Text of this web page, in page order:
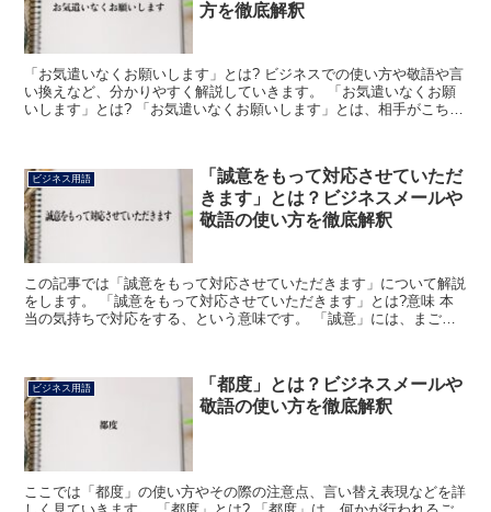
方を徹底解釈
「お気遣いなくお願いします」とは? ビジネスでの使い方や敬語や言
い換えなど、分かりやすく解説していきます。 「お気遣いなくお願
いします」とは? 「お気遣いなくお願いします」とは、相手がこちら
ビジネス用語
「誠意をもって対応させていただ
きます」とは？ビジネスメールや
敬語の使い方を徹底解釈
この記事では「誠意をもって対応させていただきます」について解説
をします。 「誠意をもって対応させていただきます」とは?意味 本
当の気持ちで対応をする、という意味です。 「誠意」には、まごこ
ビジネス用語
「都度」とは？ビジネスメールや
敬語の使い方を徹底解釈
ここでは「都度」の使い方やその際の注意点、言い替え表現などを詳